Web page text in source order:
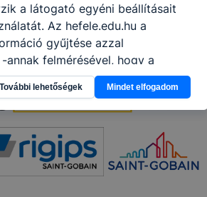
a látogató egyéni beállításait
Az hefele.edu.hu a
gyűjtése azzal
annak felmérésével, hogy a
így megtudhatjuk,
élményt, ha ismét meglátogatja
és hogyan tudja kikapcsolni a
a cookie-k beállításának a
automatikusan elfogadja
Felhívjuk figyelmét, hogy
és folyamatainak
További lehetőségek Mindet elfogadom